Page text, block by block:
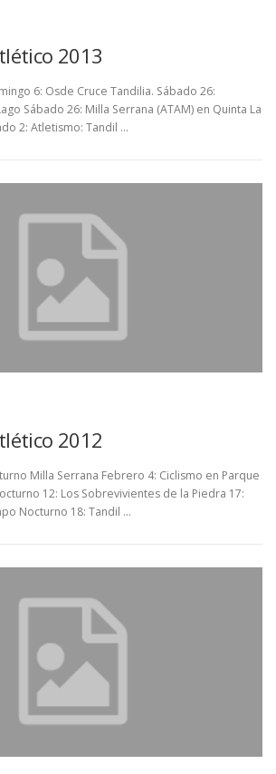
2013
6: Osde Cruce Tandilia. Sábado 26:
Sábado 26: Milla Serrana (ATAM) en Quinta La
2: Atletismo: Tandil …
2012
Milla Serrana Febrero 4: Ciclismo en Parque
12: Los Sobrevivientes de la Piedra 17:
Nocturno 18: Tandil …